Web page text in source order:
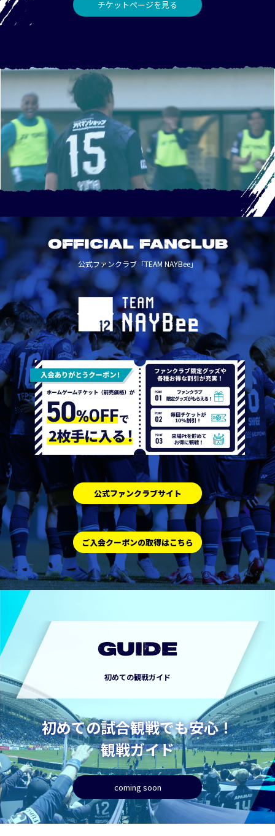
チケットページを見る
OFFICIAL FANCLUB
公式ファンクラブ「TEAM NAYBee」
公式ファンクラブサイト
ご入会クーポンの取得はこちら
GUIDE
初めての観戦ガイド
初めての試合観戦でも安心！
観戦ガイド
coming soon